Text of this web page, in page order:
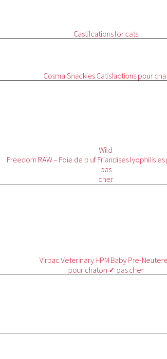
Castifcations for cats
Cosma SnackiesCatisfactions pour
Wild
Freedom RAW – Foie de b uf Friandises lyophilis
pas
cher
Virbac Veterinary HPM Baby Pre-
pour chaton ✓ pas cher